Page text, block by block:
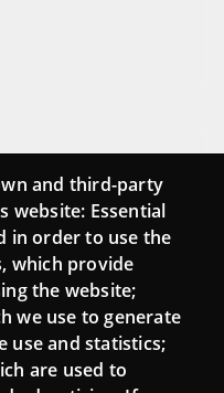
and third-party
website: Essential
in order to use the
which provide
the website;
we use to generate
use and statistics;
are used to